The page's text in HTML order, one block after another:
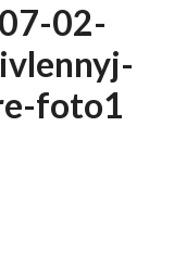
02-
foto1